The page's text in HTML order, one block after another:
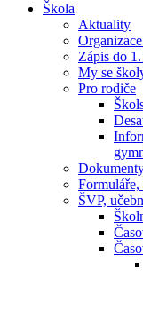
Škola
Aktuality
Zápis do
My se
Pro rodiče
Formuláře,
ŠVP,